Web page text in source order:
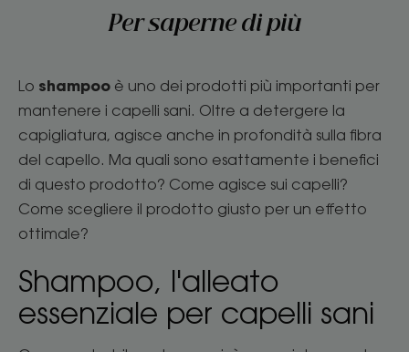
Per saperne di più
Lo shampoo è uno dei prodotti più importanti per
mantenere i capelli sani. Oltre a detergere la
capigliatura, agisce anche in profondità sulla fibra
del capello. Ma quali sono esattamente i benefici
di questo prodotto? Come agisce sui capelli?
Come scegliere il prodotto giusto per un effetto
ottimale?
Shampoo, l'alleato
essenziale per capelli sani